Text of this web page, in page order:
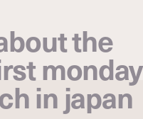
the
monday
in japan